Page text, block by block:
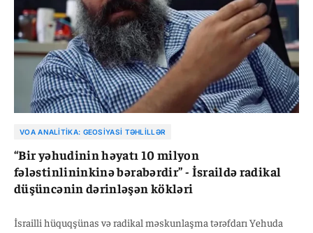
VOA ANALITIKA: GEOSIYASI TƏHLILLƏR
“Bir yəhudinin həyatı 10 milyon
fələstinlininkinə bərabərdir” - İsraildə radikal
düşüncənin dərinləşən kökləri
İsrailli hüquqşünas və radikal məskunlaşma tərəfdarı Yehuda